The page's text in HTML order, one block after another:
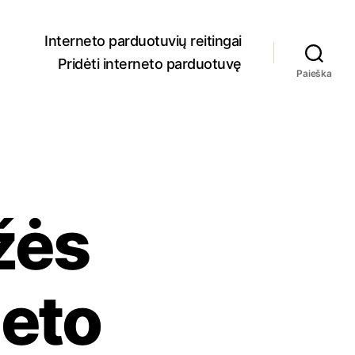
Interneto parduotuvių reitingai
Pridėti interneto parduotuvę
Paieška